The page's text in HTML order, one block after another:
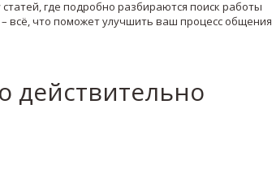
где подробно разбираются поиск работы
всё, что поможет улучшить ваш процесс общения
действительно